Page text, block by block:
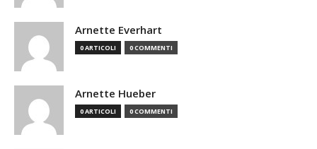
Arnette Everhart
0 ARTICOLI 0 COMMENTI
Arnette Hueber
0 ARTICOLI 0 COMMENTI